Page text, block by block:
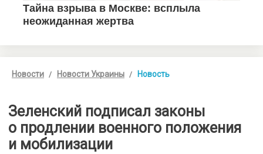
Новости Новости Украины Новость
Зеленский подписал законы
о продлении военного положения
и мобилизации